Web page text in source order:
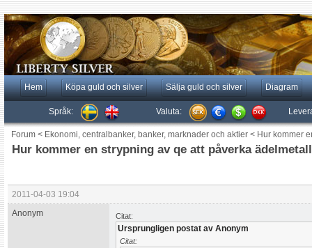
Hem Köpa guld och silver Sälja guld och silver Diagram
Språk: Valuta:
Forum < Ekonomi, centralbanker, banker, marknader och aktier < Hur kommer
Hur kommer en strypning av qe att påverka
2011-04-03 19:04
Anonym
Citat:
Ursprungligen postat av Anonym
Citat: